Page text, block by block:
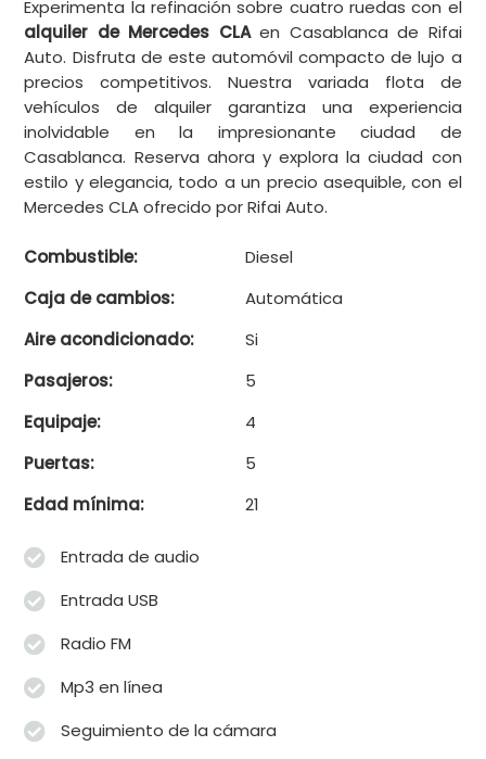
Experimenta la refinación sobre cuatro ruedas con el
alquiler de Mercedes CLAen Casablanca de Rifai
Auto. Disfruta de este automóvil compacto de lujo a
precios competitivos. Nuestra variada flota de
vehículos de alquiler garantiza una experiencia
inolvidable en la impresionante ciudad de
Casablanca. Reserva ahora y explora la ciudad con
estilo y elegancia, todo a un precio asequible, con el
Mercedes CLA ofrecido por Rifai Auto.
Combustible:
Diesel
Caja de cambios:
Automática
Aire acondicionado:
Si
Pasajeros:
5
Equipaje:
4
Puertas:
5
Edad mínima:
21
Entrada de audio
Entrada USB
Radio FM
Mp3 en línea
Seguimiento de la cámara